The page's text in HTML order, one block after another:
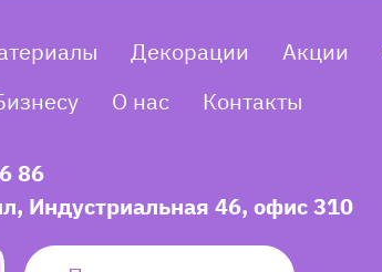
Декорации Акции
О нас Контакты
86
Индустриальная 46, офис 310